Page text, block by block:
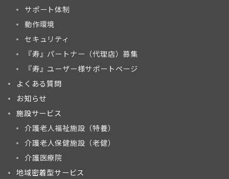
サポート体制
動作環境
セキュリティ
『寿』パートナー（代理店）募集
『寿』ユーザー様サポートページ
よくある質問
お知らせ
施設サービス
介護老人福祉施設（特養）
介護老人保健施設（老健）
介護医療院
地域密着型サービス